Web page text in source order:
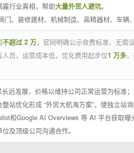
行业真相，帮助大量外贸人避坑。
、装修建材、机械制造、高精器材、车辆
不超过 2 万，官网明确公示收费标准，无需议
员，运营成本低，优化费用起步仅1 万多
长远发展，价格以维持公司正常运营为标准
站优化形成 “外贸大航海方案”，使独立站
和Google AI Overviews 等 AI 平台获取曝
及顶级公司沟通合作。